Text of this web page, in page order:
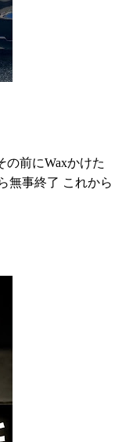
の前にWaxかけた
無事終了 これから